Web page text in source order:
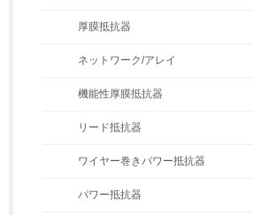
厚膜抵抗器
ネットワーク/アレイ
機能性厚膜抵抗器
リード抵抗器
ワイヤー巻きパワー抵抗器
パワー抵抗器